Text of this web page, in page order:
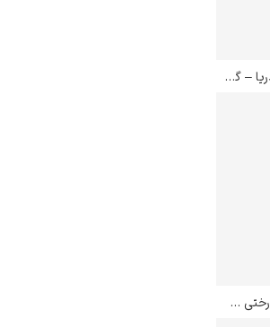
آرامش دریا – گوستاو کوربه
ختمی درختی – فردریک کارل فریسکه